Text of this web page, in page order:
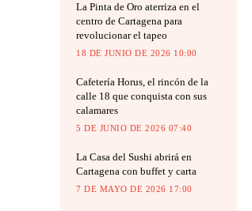
La Pinta de Oro aterriza en el
centro de Cartagena para
revolucionar el tapeo
18 DE JUNIO DE 2026 10:00
Cafetería Horus, el rincón de la
calle 18 que conquista con sus
calamares
5 DE JUNIO DE 2026 07:40
La Casa del Sushi abrirá en
Cartagena con buffet y carta
7 DE MAYO DE 2026 17:00